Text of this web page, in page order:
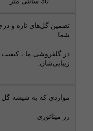
تضمین گل‌های تازه و
شما .
در گلفروشی ما ،
زیبایی‌شان.
مواردی که به شیشه گل
رز میناتوری